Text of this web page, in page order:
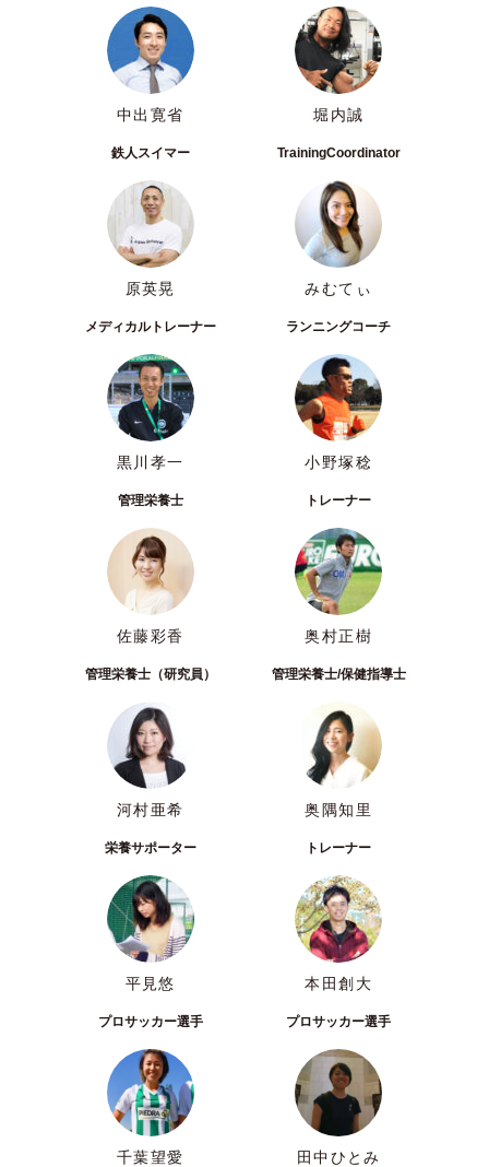
中出寛省 堀内誠
鉄人スイマー
原英晃
TrainingCoordinator
みむてぃ
メディカルトレーナー
黒川孝一
ランニングコーチ
小野塚稔
管理栄養士
佐藤彩香
トレーナー
奥村正樹
管理栄養士（研究員）
河村亜希
管理栄養士/保健指導士
奥隅知里
栄養サポーター
平見悠
トレーナー
本田創大
プロサッカー選手
千葉望愛
プロサッカー選手
田中ひとみ